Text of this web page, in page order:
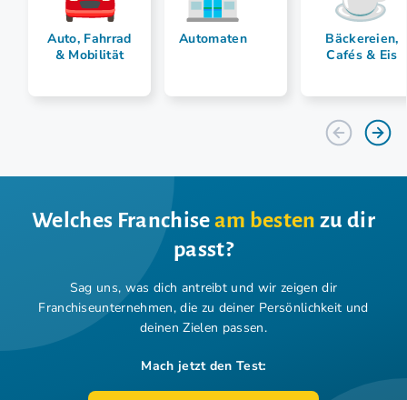
Auto, Fahrrad
& Mobilität
Automaten
Bäckereien,
Cafés & Eis
Welches Franchiseam besten zu dir
passt?
Sag uns, was dich antreibt und wir zeigen dir
Franchiseunternehmen, die zu deiner Persönlichkeit und
deinen Zielen passen.
Mach jetzt den Test: